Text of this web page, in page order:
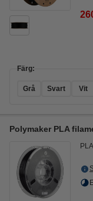
Färg:
Grå Svart Vit
Polymaker PLA
PLA